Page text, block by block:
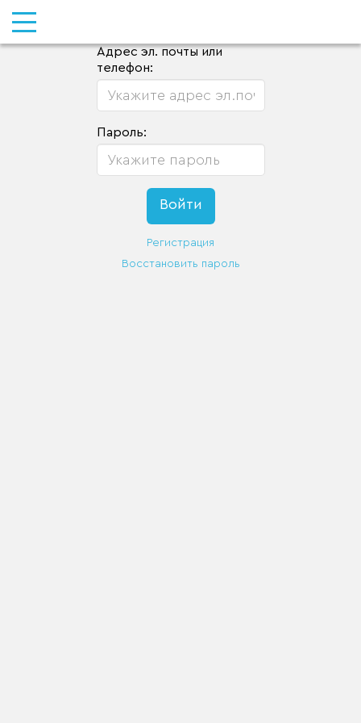
Адрес эл. почты или
телефон:
Пароль:
Регистрация
Восстановить пароль